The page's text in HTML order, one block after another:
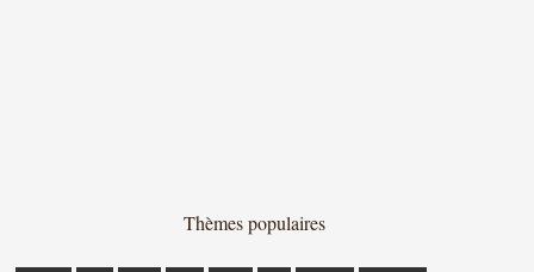
Thèmes populaires